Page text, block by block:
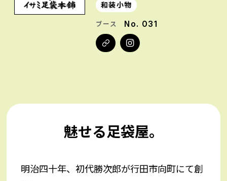
和装小物
ブース No. 031
魅せる足袋屋。
明治四十年、初代勝次郎が行田市向町にて創